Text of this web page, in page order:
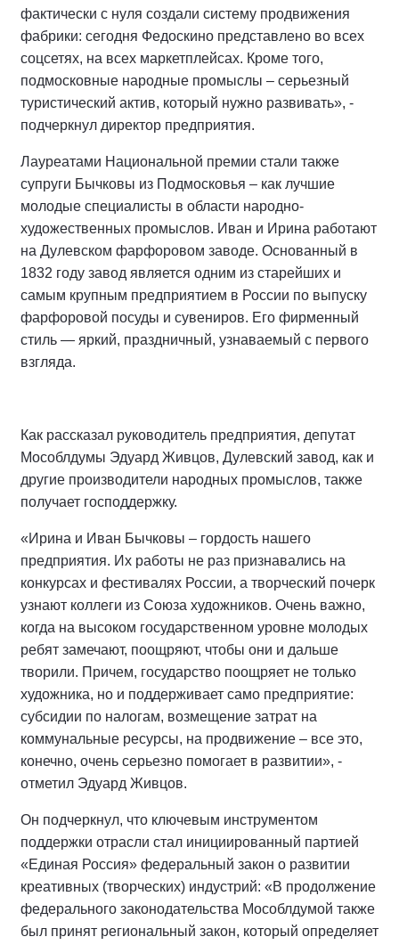
фактически с нуля создали систему продвижения
фабрики: сегодня Федоскино представлено во всех
соцсетях, на всех маркетплейсах. Кроме того,
подмосковные народные промыслы – серьезный
туристический актив, который нужно развивать», -
подчеркнул директор предприятия.
Лауреатами Национальной премии стали также
супруги Бычковы из Подмосковья – как лучшие
молодые специалисты в области народно-
художественных промыслов. Иван и Ирина работают
на Дулевском фарфоровом заводе. Основанный в
1832 году завод является одним из старейших и
самым крупным предприятием в России по выпуску
фарфоровой посуды и сувениров. Его фирменный
стиль — яркий, праздничный, узнаваемый с первого
взгляда.
Как рассказал руководитель предприятия, депутат
Мособлдумы Эдуард Живцов, Дулевский завод, как и
другие производители народных промыслов, также
получает господдержку.
«Ирина и Иван Бычковы – гордость нашего
предприятия. Их работы не раз признавались на
конкурсах и фестивалях России, а творческий почерк
узнают коллеги из Союза художников. Очень важно,
когда на высоком государственном уровне молодых
ребят замечают, поощряют, чтобы они и дальше
творили. Причем, государство поощряет не только
художника, но и поддерживает само предприятие:
субсидии по налогам, возмещение затрат на
коммунальные ресурсы, на продвижение – все это,
конечно, очень серьезно помогает в развитии», -
отметил Эдуард Живцов.
Он подчеркнул, что ключевым инструментом
поддержки отрасли стал инициированный партией
«Единая Россия» федеральный закон о развитии
креативных (творческих) индустрий: «В продолжение
федерального законодательства Мособлдумой также
был принят региональный закон, который определяет